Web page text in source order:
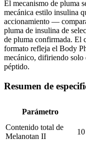
El mecanismo de pluma
mecánica estilo insulina
accionamiento —
pluma de insulina de
de pluma confirmada. El
formato refleja el Body
mecánico, difiriendo solo
péptido.
Resumen de
Parámetro
Contenido total de
Melanotan II